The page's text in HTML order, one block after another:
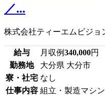
／...
株式会社ティーエムビジョ
給与 月収例340,000円
勤務地
大分県 大分市
寮・社宅 なし
仕事内容 組立・製造マシ